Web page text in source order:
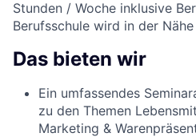
Stunden / Woche inklusive
Berufsschule wird in der
Das bieten wir
Ein umfassendes
zu den Themen
Marketing &